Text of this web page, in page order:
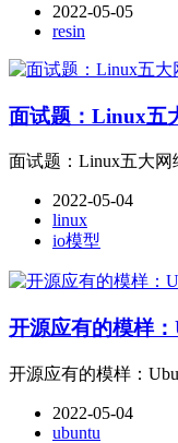
2022-05-05
resin
面试题：Linux五
面试题：Linux五大网
2022-05-04
linux
io模型
开源应有的模样
开源应有的模样：
2022-05-04
ubuntu